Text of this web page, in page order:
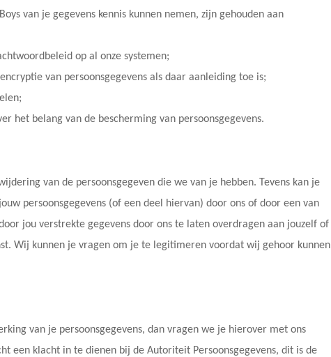
van je gegevens kennis kunnen nemen, zijn gehouden aan
op al onze systemen;
van persoonsgegevens als daar aanleiding toe is;
het belang van de bescherming van persoonsgegevens.
van de persoonsgegeven die we van je hebben. Tevens kan je
persoonsgegevens (of een deel hiervan) door ons of door een van
jou verstrekte gegevens door ons te laten overdragen aan jouzelf of
Wij kunnen je vragen om je te legitimeren voordat wij gehoor kunnen
van je persoonsgegevens, dan vragen we je hierover met ons
een klacht in te dienen bij de Autoriteit Persoonsgegevens, dit is de